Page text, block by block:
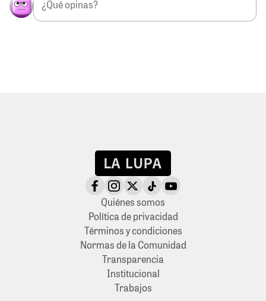
Quiénes somos
Política de privacidad
Términos y condiciones
Normas de la Comunidad
Transparencia
Institucional
Trabajos